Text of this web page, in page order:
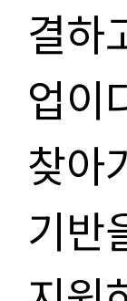
결하
업이
찾아
기반